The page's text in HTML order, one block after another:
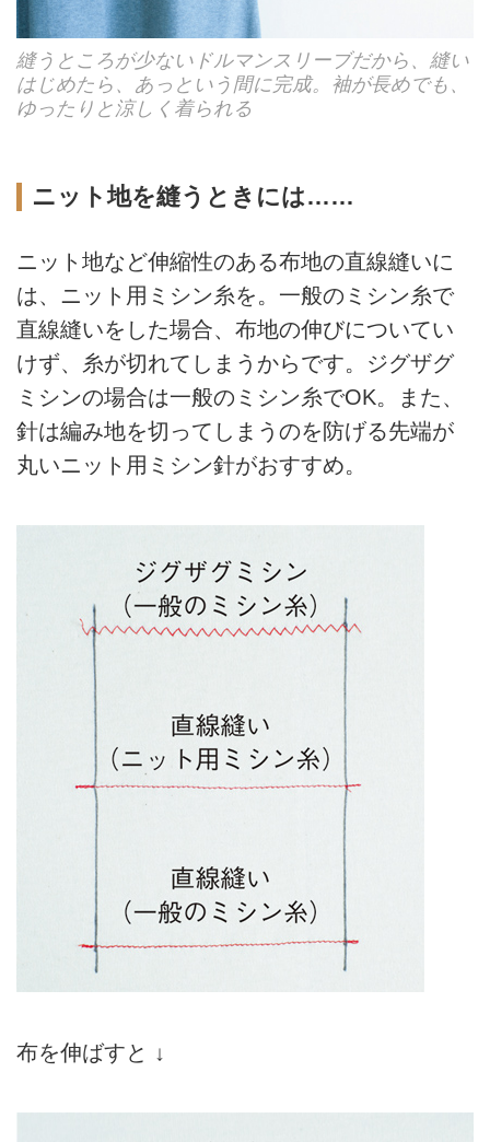
縫うところが少ないドルマンスリーブだから、縫い
はじめたら、あっという間に完成。袖が長めでも、
ゆったりと涼しく着られる
ニット地を縫うときには……
ニット地など伸縮性のある布地の直線縫いに
は、ニット用ミシン糸を。一般のミシン糸で
直線縫いをした場合、布地の伸びについてい
けず、糸が切れてしまうからです。ジグザグ
ミシンの場合は一般のミシン糸でOK。また、
針は編み地を切ってしまうのを防げる先端が
丸いニット用ミシン針がおすすめ。
布を伸ばすと ↓